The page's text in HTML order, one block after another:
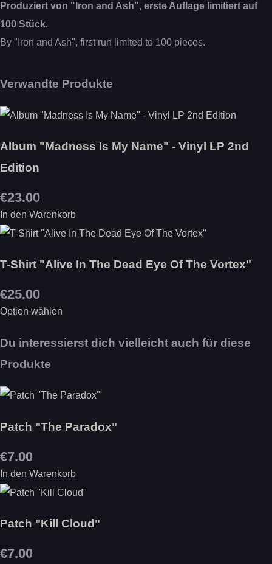
Produziert von "Iron and Ash", erste Auflage limitiert auf
100 Stück.
By "Iron and Ash", first run limited to 100 pieces.
Verwandte Produkte
Album "Madness Is My Name" - Vinyl LP 2nd
Edition
€23.00
In den Warenkorb
T-Shirt "Alive In The Dead Eye Of The Vortex"
€25.00
Option wählen
Du interessierst dich vielleicht auch für diese
Produkte
Patch "The Paradox"
€7.00
In den Warenkorb
Patch "Kill Cloud"
€7.00